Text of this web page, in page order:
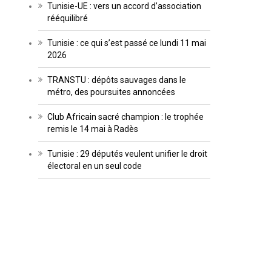
Tunisie-UE : vers un accord d’association
rééquilibré
Tunisie : ce qui s’est passé ce lundi 11 mai
2026
TRANSTU : dépôts sauvages dans le
métro, des poursuites annoncées
Club Africain sacré champion : le trophée
remis le 14 mai à Radès
Tunisie : 29 députés veulent unifier le droit
électoral en un seul code